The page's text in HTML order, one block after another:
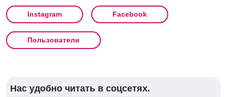
Instagram Facebook
Пользователи
Нас удобно читать в соцсетях.